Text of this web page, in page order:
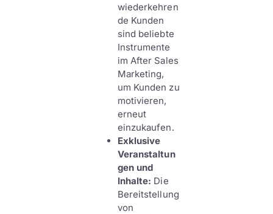
wiederkehren
de Kunden
sind beliebte
Instrumente
im After Sales
Marketing,
um Kunden zu
motivieren,
erneut
einzukaufen.
Exklusive
Veranstaltun
gen und
Inhalte: Die
Bereitstellung
von